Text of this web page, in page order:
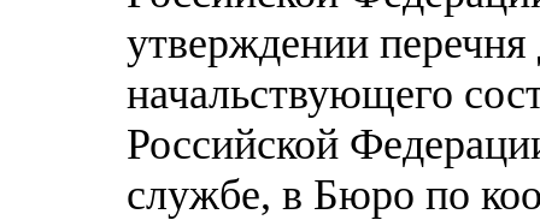
утверждении
начальствующего
Российской
службе, в Бюро по